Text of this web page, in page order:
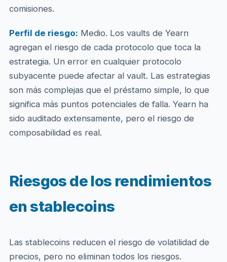
comisiones.
Perfil de riesgo: Medio. Los vaults de Yearn
agregan el riesgo de cada protocolo que toca la
estrategia. Un error en cualquier protocolo
subyacente puede afectar al vault. Las estrategias
son más complejas que el préstamo simple, lo que
significa más puntos potenciales de falla. Yearn ha
sido auditado extensamente, pero el riesgo de
composabilidad es real.
Riesgos de los rendimientos
en stablecoins
Las stablecoins reducen el riesgo de volatilidad de
precios, pero no eliminan todos los riesgos.